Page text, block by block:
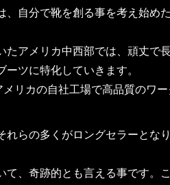
自分で靴を創る事を考え始め
アメリカ中西部では、頑丈で
ツに特化していきます。
リカの自社工場で高品質のワ
らの多くがロングセラーとな
、奇跡的とも言える事です。